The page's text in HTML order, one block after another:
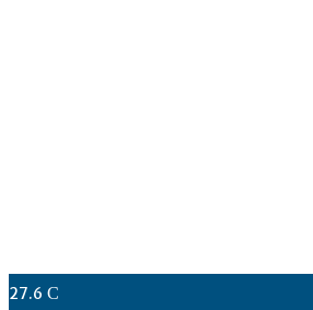
27.6 C